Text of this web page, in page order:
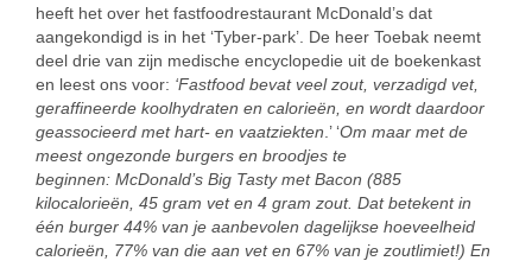
heeft het over het fastfoodrestaurant McDonald’s dat
aangekondigd is in het ‘Tyber-park’. De heer Toebak neemt
deel drie van zijn medische encyclopedie uit de boekenkast
en leest ons voor: ‘Fastfood bevat veel zout, verzadigd vet,
geraffineerde koolhydraten en calorieën, en wordt daardoor
geassocieerd met hart- en vaatziekten .’ ‘Om maar met de
meest ongezonde burgers en broodjes te
beginnen: McDonald’s Big Tasty met Bacon (885
kilocalorieën, 45 gram vet en 4 gram zout. Dat betekent in
één burger 44% van je aanbevolen dagelijkse hoeveelheid
calorieën, 77% van die aan vet en 67% van je zoutlimiet!) En